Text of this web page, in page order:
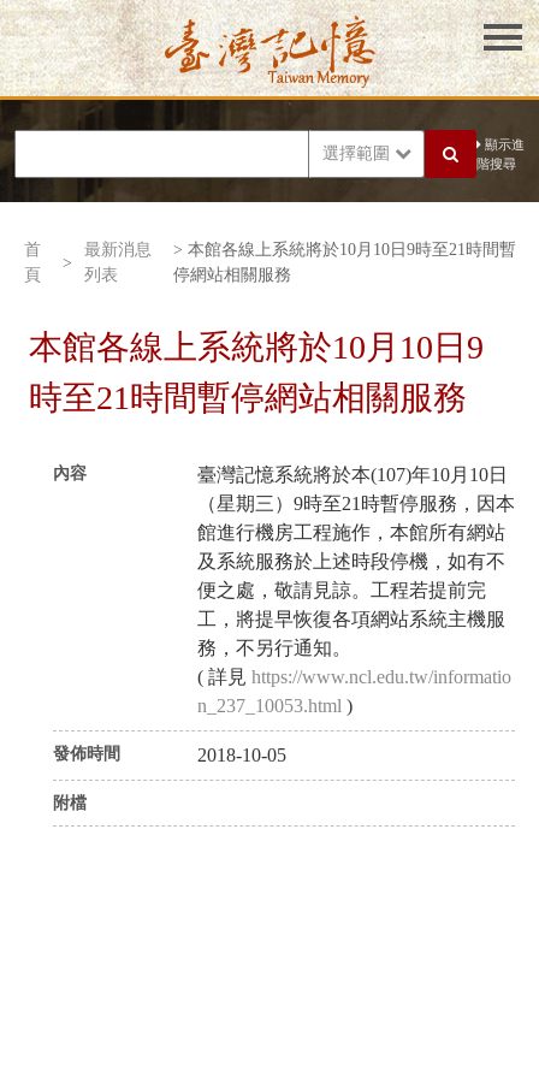
選擇範圍
顯示進
階搜尋
首
頁
>
最新消息
列表
> 本館各線上系統將於10月10日9時至21時間暫
停網站相關服務
本館各線上系統將於10月10日9
時至21時間暫停網站相關服務
內容
臺灣記憶系統將於本(107)年10月10日
（星期三）9時至21時暫停服務，因本
館進行機房工程施作，本館所有網站
及系統服務於上述時段停機，如有不
便之處，敬請見諒。工程若提前完
工，將提早恢復各項網站系統主機服
務，不另行通知。
( 詳見 https://www.ncl.edu.tw/informatio
n_237_10053.html )
發佈時間 2018-10-05
附檔